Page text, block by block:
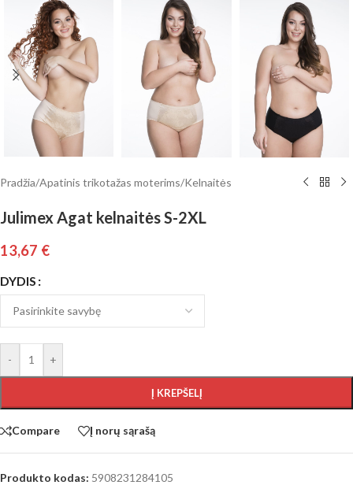
Pradžia/Apatinis trikotažas moterims/Kelnaitės
Julimex Agat kelnaitės S-2XL
13,67 €
DYDIS
- +
Į KREPŠELĮ
Compare Į norų sąrašą
Produkto kodas: 5908231284105